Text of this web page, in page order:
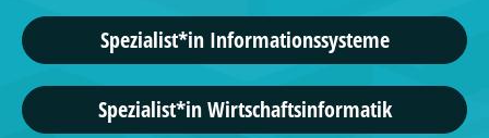
Spezialist*in Informationssysteme
Spezialist*in Wirtschaftsinformatik